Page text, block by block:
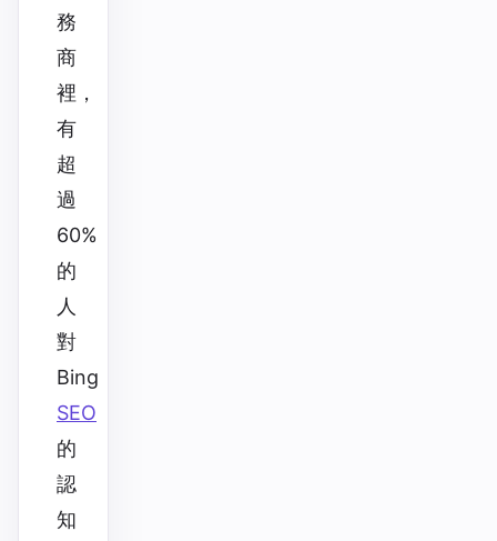
務
商
裡，
有
超
過
60%
的
人
對
Bing
SEO
的
認
知